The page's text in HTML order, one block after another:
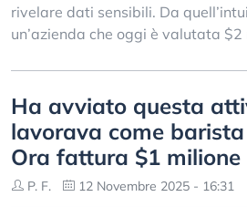
rivelare dati sensibili. Da
un’azienda che oggi è valutata
Ha avviato questa
lavorava come
Ora fattura $1 milione
P. F. 12 Novembre 2025 - 16:31